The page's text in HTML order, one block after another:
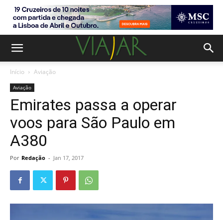
Início Aviação
Aviação
Emirates passa a operar
voos para São Paulo em
A380
Por Redação - Jan 17, 2017